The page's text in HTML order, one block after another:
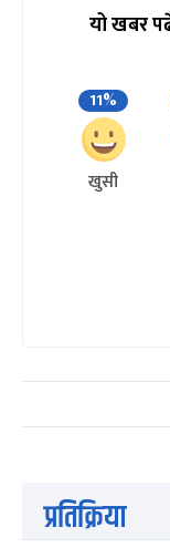
यो खबर
11%
खुसी
प्रतिक्रिया